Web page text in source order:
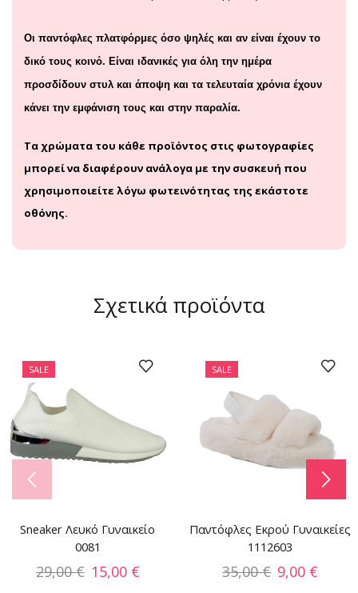
Οι παντόφλες πλατφόρμες όσο ψηλές και αν είναι έχουν το
δικό τους κοινό. Είναι ιδανικές για όλη την ημέρα
προσδίδουν στυλ και άποψη και τα τελευταία χρόνια έχουν
κάνει την εμφάνιση τους και στην παραλία.
Τα χρώματα του κάθε προϊόντος στις φωτογραφίες
μπορεί να διαφέρουν ανάλογα με την συσκευή που
χρησιμοποιείτε λόγω φωτεινότητας της εκάστοτε
οθόνης.
Σχετικά προϊόντα
SALE
Sneaker Λευκό Γυναικείο
0081
29,00€ 15,00 €
SALE
Παντόφλες Εκρού Γυναικείες
1112603
35,00€ 9,00 €